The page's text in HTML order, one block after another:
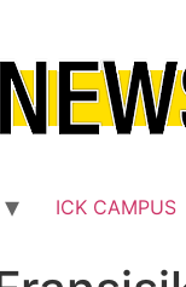
ICK CAMPUS